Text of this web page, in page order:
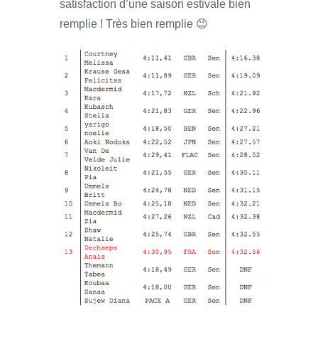
satisfaction d’une saison estivale bien
remplie ! Très bien remplie 😉